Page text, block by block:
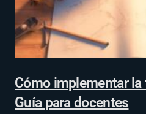
Cómo implementar
Guía para docentes